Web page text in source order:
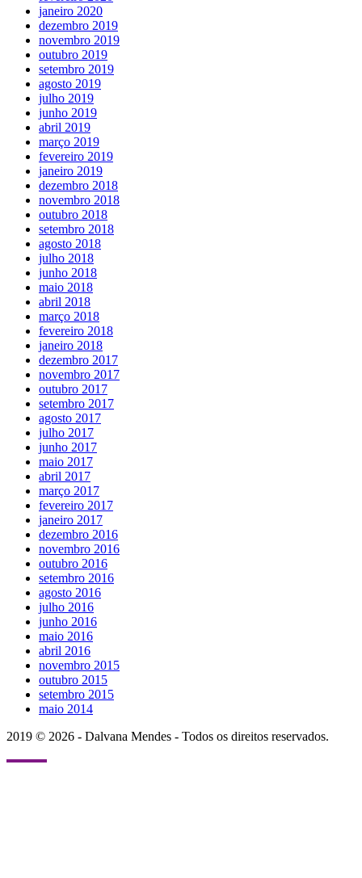
janeiro 2020
dezembro 2019
novembro 2019
outubro 2019
setembro 2019
agosto 2019
julho 2019
junho 2019
abril 2019
março 2019
fevereiro 2019
janeiro 2019
dezembro 2018
novembro 2018
outubro 2018
setembro 2018
agosto 2018
julho 2018
junho 2018
maio 2018
abril 2018
março 2018
fevereiro 2018
janeiro 2018
dezembro 2017
novembro 2017
outubro 2017
setembro 2017
agosto 2017
julho 2017
junho 2017
maio 2017
abril 2017
março 2017
fevereiro 2017
janeiro 2017
dezembro 2016
novembro 2016
outubro 2016
setembro 2016
agosto 2016
julho 2016
junho 2016
maio 2016
abril 2016
novembro 2015
outubro 2015
setembro 2015
maio 2014
2019 © 2026 - Dalvana Mendes - Todos os direitos reservados.